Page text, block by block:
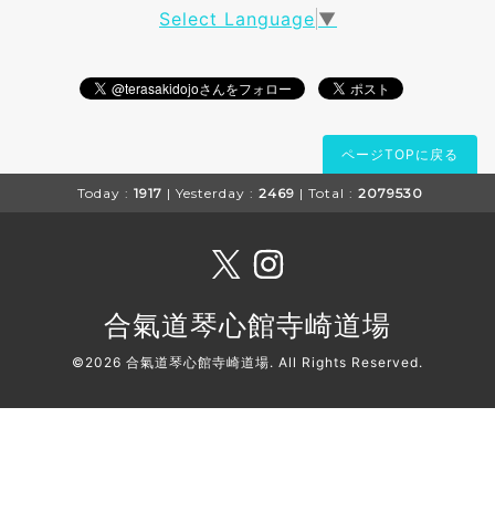
Select Language ▼
ページTOPに戻る
Today : 1917 | Yesterday : 2469 | Total : 2079530
合氣道琴心館寺崎道場
©2026 合氣道琴心館寺崎道場. All Rights Reserved.